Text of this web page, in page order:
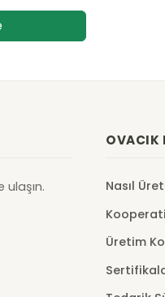
ulaşın.
OVACIK
Nasıl
Üretim